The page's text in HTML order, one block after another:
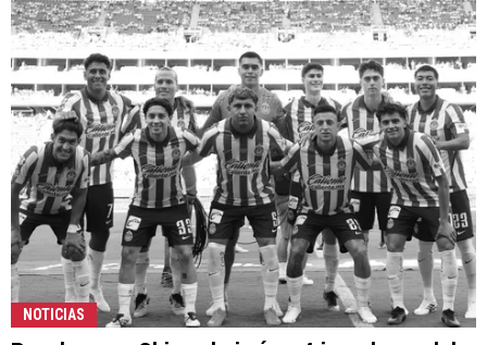
NOTICIAS